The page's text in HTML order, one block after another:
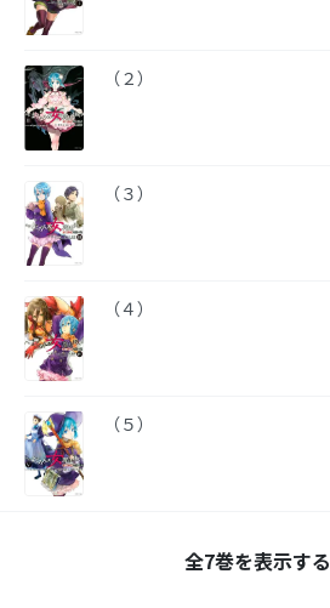
（２）
（３）
（４）
（５）
全7巻を表示する